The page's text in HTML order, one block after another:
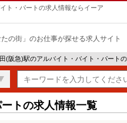
ト・パートの求人情報ならイーア
たの街」のお仕事が探せる求人サイト
(阪急)駅のアルバイト・バイト・パート
トの求人情報一覧